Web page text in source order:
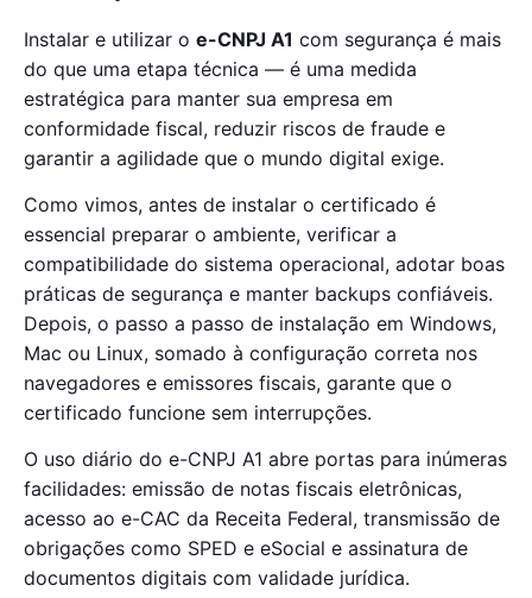
Instalar e utilizar o e-CNPJ A1 com segurança é mais
do que uma etapa técnica — é uma medida
estratégica para manter sua empresa em
conformidade fiscal, reduzir riscos de fraude e
garantir a agilidade que o mundo digital exige.
Como vimos, antes de instalar o certificado é
essencial preparar o ambiente, verificar a
compatibilidade do sistema operacional, adotar boas
práticas de segurança e manter backups confiáveis.
Depois, o passo a passo de instalação em Windows,
Mac ou Linux, somado à configuração correta nos
navegadores e emissores fiscais, garante que o
certificado funcione sem interrupções.
O uso diário do e-CNPJ A1 abre portas para inúmeras
facilidades: emissão de notas fiscais eletrônicas,
acesso ao e-CAC da Receita Federal, transmissão de
obrigações como SPED e eSocial e assinatura de
documentos digitais com validade jurídica.